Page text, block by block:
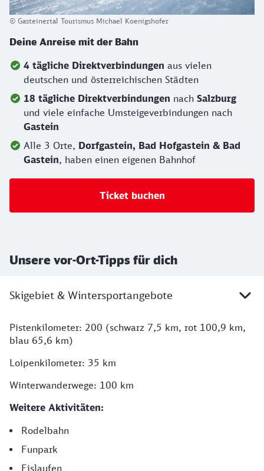
© Gasteinertal Tourismus Michael Koenigshofer
Deine Anreise mit der Bahn
4 tägliche Direktverbindungen aus vielen
deutschen und österreichischen Städten
18 tägliche Direktverbindungen nach Salzburg
und viele einfache Umsteigeverbindungen nach
Gastein
Alle 3 Orte, Dorfgastein, Bad Hofgastein & Bad
Gastein, haben einen eigenen Bahnhof
Ticket buchen
Unsere vor-Ort-Tipps für dich
Skigebiet & Wintersportangebote
Pistenkilometer: 200 (schwarz 7,5 km, rot 100,9 km,
blau 65,6 km)
Loipenkilometer: 35 km
Winterwanderwege: 100 km
Weitere Aktivitäten:
Rodelbahn
Funpark
Eislaufen